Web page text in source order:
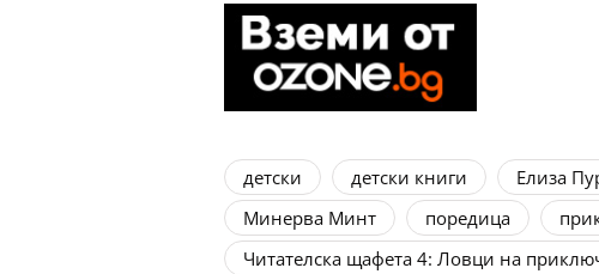
детски детски книги Елиза
Минерва Минт
поредица
Читателска щафета 4: Ловци на